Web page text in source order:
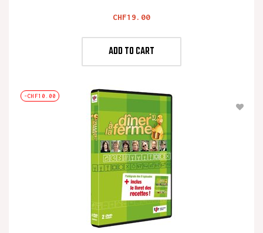
Price
CHF19.00
ADD TO CART
-CHF10.00